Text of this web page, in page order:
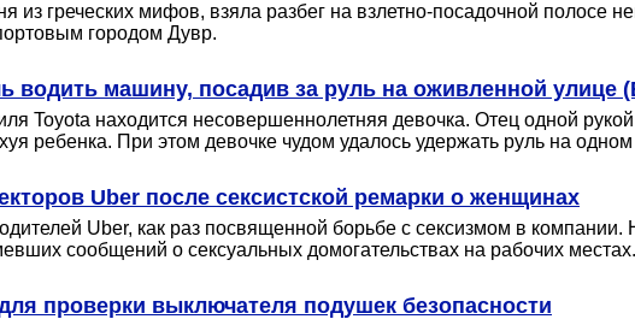
из греческих мифов, взяла разбег на взлетно-посадочной полосе
городом Дувр.
водить машину, посадив за руль на оживленной улице
Toyota находится несовершеннолетняя девочка. Отец одной
ребенка. При этом девочке чудом удалось удержать руль на
Uber после сексистской ремарки о женщинах
Uber, как раз посвященной борьбе с сексизмом в
сообщений о сексуальных домогательствах на рабочих местах.
проверки выключателя подушек безопасности